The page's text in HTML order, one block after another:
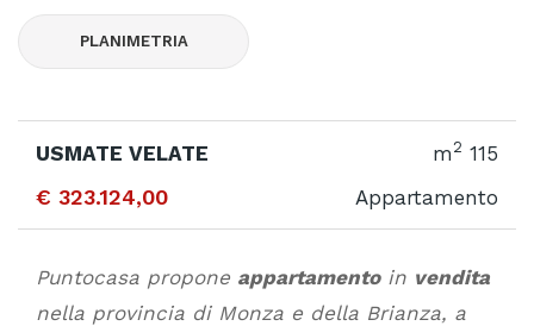
PLANIMETRIA
USMATE VELATE m2 115
€ 323.124,00 Appartamento
Puntocasa propone appartamentoin vendita
nella provincia di Monza e della Brianza, a